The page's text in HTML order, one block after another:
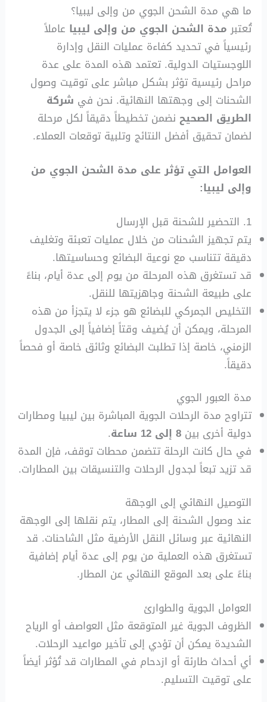
ما هي مدة الشحن الجوي من وإلى ليبيا؟
تُعتبرمدة الشحن الجوي من وإلى ليبيا عاملاً
رئيسياً في تحديد كفاءة عمليات النقل وإدارة
اللوجستيات الدولية. تعتمد هذه المدة على عدة
مراحل رئيسية تؤثر بشكل مباشر على توقيت وصول
الشحنات إلى وجهتها النهائية. نحن في شركة
الطريق الصحيح نضمن تخطيطاً دقيقاً لكل مرحلة
لضمان تحقيق أفضل النتائج وتلبية توقعات العملاء.
العوامل التي تؤثر على مدة الشحن الجوي من
وإلى ليبيا:
1. التحضير للشحنة قبل الإرسال
يتم تجهيز الشحنات من خلال عمليات تعبئة وتغليف
دقيقة تتناسب مع نوعية البضائع وحساسيتها.
قد تستغرق هذه المرحلة من يوم إلى عدة أيام، بناءً
على طبيعة الشحنة وجاهزيتها للنقل.
التخليص الجمركي للبضائع هو جزء لا يتجزأ من هذه
المرحلة، ويمكن أن يُضيف وقتاً إضافياً إلى الجدول
الزمني، خاصة إذا تطلبت البضائع وثائق خاصة أو فحصاً
دقيقاً.
مدة العبور الجوي
تتراوح مدة الرحلات الجوية المباشرة بين ليبيا ومطارات
دولية أخرى بين8 إلى 12 ساعة
.
في حال كانت الرحلة تتضمن محطات توقف، فإن المدة
قد تزيد تبعاً لجدول الرحلات والتنسيقات بين المطارات.
التوصيل النهائي إلى الوجهة
عند وصول الشحنة إلى المطار، يتم نقلها إلى الوجهة
النهائية عبر وسائل النقل الأرضية مثل الشاحنات. قد
تستغرق هذه العملية من يوم إلى عدة أيام إضافية
بناءً على بعد الموقع النهائي عن المطار.
العوامل الجوية والطوارئ
الظروف الجوية غير المتوقعة مثل العواصف أو الرياح
الشديدة يمكن أن تؤدي إلى تأخير مواعيد الرحلات.
أي أحداث طارئة أو ازدحام في المطارات قد تُؤثر أيضاً
على توقيت التسليم.